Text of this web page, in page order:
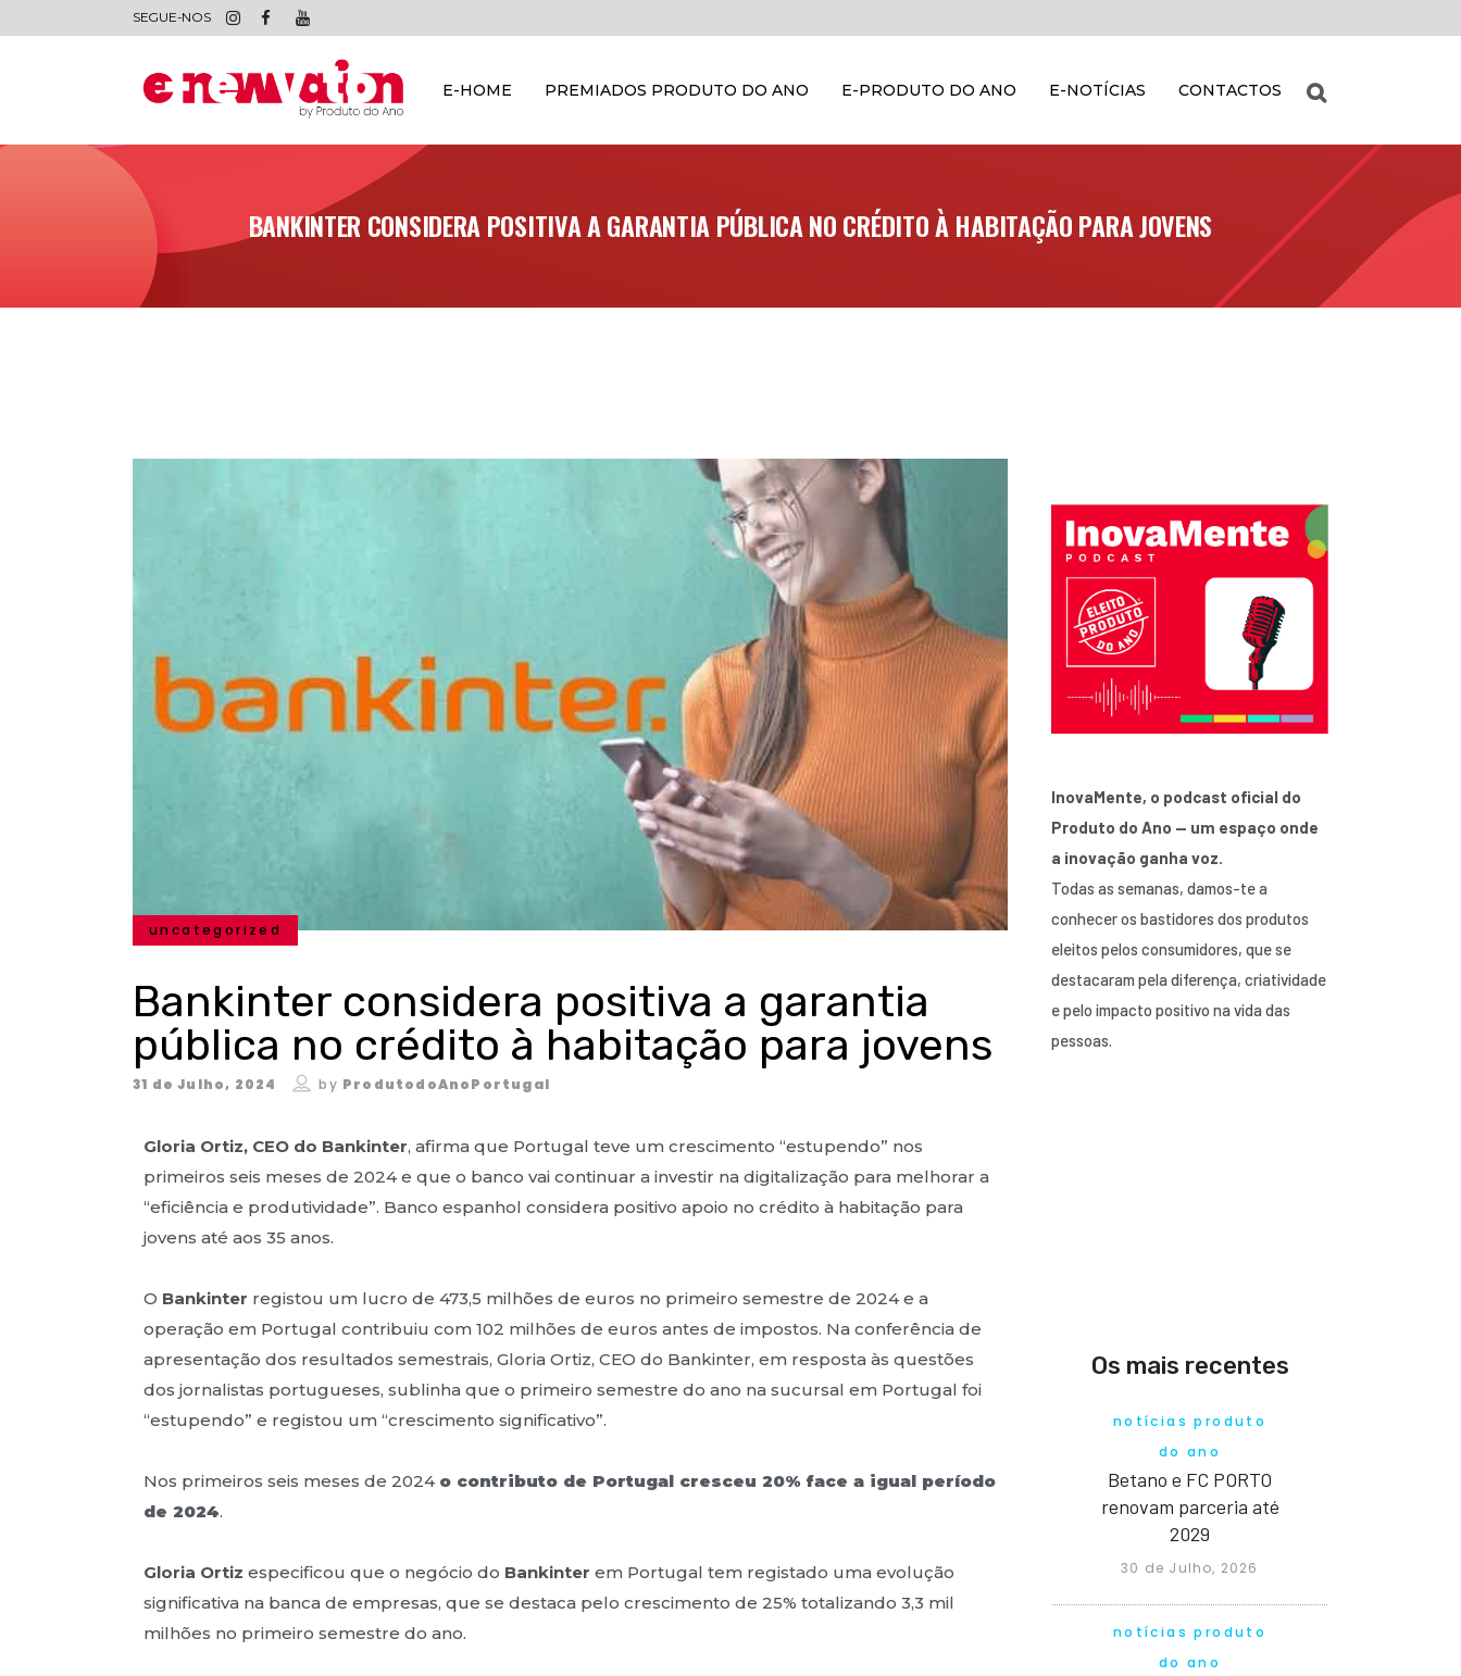
SEGUE-NOS
E-HOME PREMIADOS PRODUTO DO ANO E-PRODUTO DO ANO E-NOTÍCIAS CONTACTOS
BANKINTER CONSIDERA POSITIVA A GARANTIA PÚBLICA NO CRÉDITO À HABITAÇÃO PARA JOVENS
uncategorized
Bankinter considera positiva a garantia
pública no crédito à habitação para jovens
31 de Julho, 2024 by ProdutodoAnoPortugal
Gloria Ortiz, CEO do Bankinter, afirma que Portugal teve um crescimento “estupendo” nos
primeiros seis meses de 2024 e que o banco vai continuar a investir na digitalização para melhorar a
“eficiência e produtividade”. Banco espanhol considera positivo apoio no crédito à habitação para
jovens até aos 35 anos.
O Bankinter registou um lucro de 473,5 milhões de euros no primeiro semestre de 2024 e a
operação em Portugal contribuiu com 102 milhões de euros antes de impostos. Na conferência de
apresentação dos resultados semestrais, Gloria Ortiz, CEO do Bankinter, em resposta às questões
dos jornalistas portugueses, sublinha que o primeiro semestre do ano na sucursal em Portugal foi
“estupendo” e registou um “crescimento significativo”.
Nos primeiros seis meses de 2024 o contributo de Portugal cresceu 20% face a igual período
de 2024.
Gloria Ortiz especificou que o negócio do Bankinter em Portugal tem registado uma evolução
significativa na banca de empresas, que se destaca pelo crescimento de 25% totalizando 3,3 mil
milhões no primeiro semestre do ano.
InovaMente, o podcast oficial do
Produto do Ano — um espaço onde
a inovação ganha voz.
Todas as semanas, damos-te a
conhecer os bastidores dos produtos
eleitos pelos consumidores, que se
destacaram pela diferença, criatividade
e pelo impacto positivo na vida das
pessoas.
Os mais recentes
notícias produto
do ano
Betano e FC PORTO
renovam parceria até
2029
30 de Julho, 2026
notícias produto
do ano